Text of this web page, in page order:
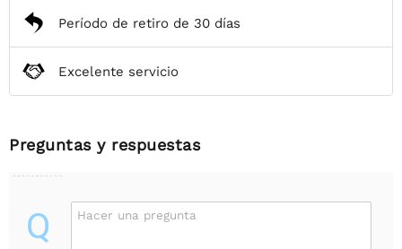
Período de retiro de 30 días
Excelente servicio
Preguntas y respuestas
Q Hacer una pregunta